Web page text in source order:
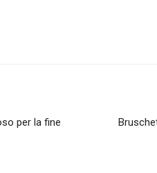
per la fine